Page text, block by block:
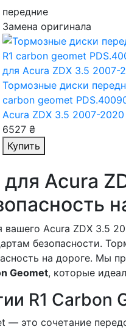
передние
Замена оригинала
Тормозные диски
carbon geomet
Acura ZDX 3.5 2007-2020
6527 ₴
Купить
Acura
Acura ZDX 3.5
безопасности.
на дороге. Мы
Geomet, которые
R1 Carbon
— это сочетание